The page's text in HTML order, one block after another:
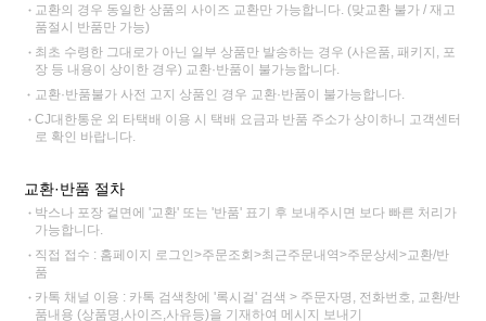
교환의 경우 동일한 상품의 사이즈 교환만 가능합니다. (맞교환 불가 / 재고
품절시 반품만 가능)
최초 수령한 그대로가 아닌 일부 상품만 발송하는 경우 (사은품, 패키지, 포
장 등 내용이 상이한 경우) 교환·반품이 불가능합니다.
교환·반품불가 사전 고지 상품인 경우 교환·반품이 불가능합니다.
CJ대한통운 외 타택배 이용 시 택배 요금과 반품 주소가 상이하니 고객센터
로 확인 바랍니다.
교환·반품 절차
박스나 포장 겉면에 '교환' 또는 '반품' 표기 후 보내주시면 보다 빠른 처리가
가능합니다.
직접 접수 : 홈페이지 로그인>주문조회>최근주문내역>주문상세>교환/반
품
카톡 채널 이용 : 카톡 검색창에 '록시걸' 검색 > 주문자명, 전화번호, 교환/반
품내용 (상품명,사이즈,사유등)을 기재하여 메시지 보내기